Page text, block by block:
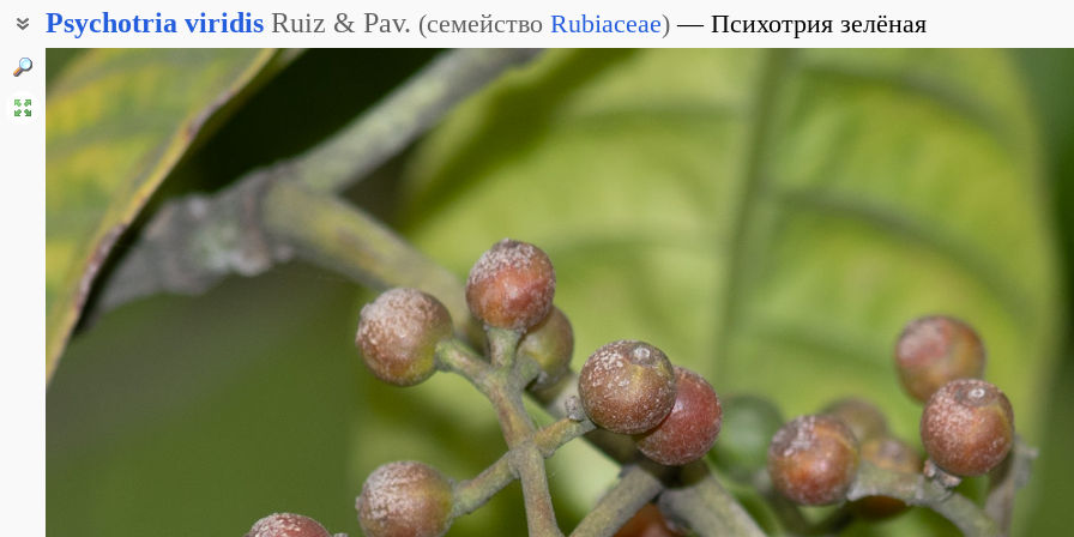
Psychotria viridis Ruiz & Pav. (семейство Rubiaceae) Психотрия зелёная